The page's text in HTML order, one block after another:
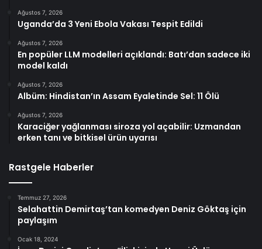
Ağustos 7, 2026
Uganda’da 3 Yeni Ebola Vakası Tespit Edildi
Ağustos 7, 2026
En popüler LLM modelleri açıklandı: Batı’dan sadece iki
model kaldı
Ağustos 7, 2026
Albüm: Hindistan’ın Assam Eyaletinde Sel: 11 Ölü
Ağustos 7, 2026
Karaciğer yağlanması siroza yol açabilir: Uzmandan
erken tanı ve bitkisel ürün uyarısı
Rastgele Haberler
Temmuz 27, 2026
Selahattin Demirtaş’tan komedyen Deniz Göktaş için
paylaşım
Ocak 18, 2024